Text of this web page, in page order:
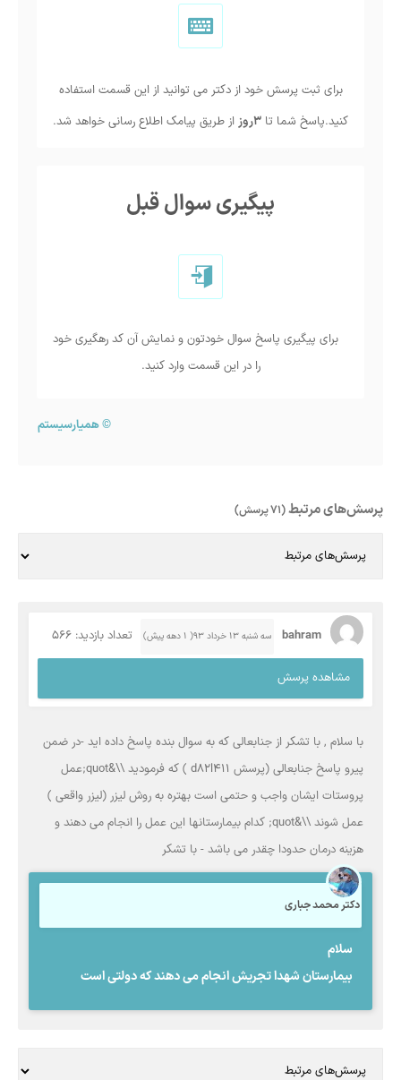
برای ثبت پرسش خود از دکتر می توانید از این قسمت استفاده
کنید.پاسخ شما تا 3روز از طریق پیامک اطلاع رسانی خواهد شد.
پیگیری سوال قبل
برای پیگیری پاسخ سوال خودتون و نمایش آن کد رهگیری خود
را در این قسمت وارد کنید.
©همیارسیستم
پرسش‌های مرتبط(71 پرسش)
bahram سه شنبه ۱۳ خرداد ۹۳( 1 دهه پیش) تعداد بازدید: 566
مشاهده پرسش
با سلام , با تشکر از جنابعالی که به سوال بنده پاسخ داده اید -در ضمن
پیرو پاسخ جنابعالی (پرسش d82l411 ) که فرمودید \\&quot;عمل
پروستات ایشان واجب و حتمی است بهتره به روش لیزر (لیزر واقعی )
عمل شوند \\&quot; کدام بیمارستانها این عمل را انجام می دهند و
هزینه درمان حدودا چقدر می باشد - با تشکر
دکتر محمد جباری
سلام
بیمارستان شهدا تجریش انجام می دهند که دولتی است